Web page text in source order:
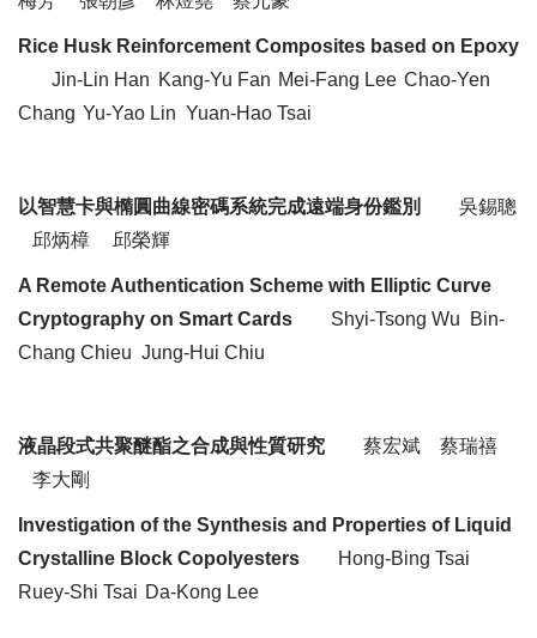
Rice Husk Reinforcement Composites based on Epoxy
Jin-Lin Han Kang-Yu Fan Mei-Fang Lee Chao-Yen
Chang Yu-Yao Lin Yuan-Hao Tsai
以智慧卡與橢圓曲線密碼系統完成遠端身份鑑別
吳錫聰
邱炳樟
邱榮輝
A Remote Authentication Scheme with Elliptic Curve
Cryptography on Smart Cards
Shyi-Tsong Wu Bin-
Chang Chieu Jung-Hui Chiu
液晶段式共聚醚酯之合成與性質研究 蔡宏斌
蔡瑞禧
李大剛
Investigation of the Synthesis and Properties of Liquid
Crystalline Block Copolyesters
Hong-Bing Tsai
Ruey-Shi Tsai Da-Kong Lee